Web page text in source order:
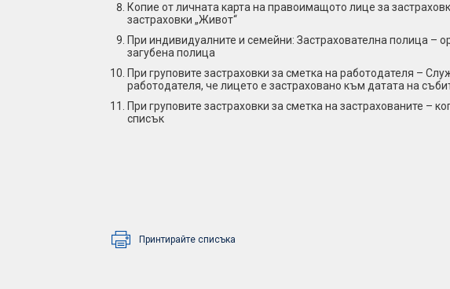
Копие от личната карта на правоимащото лице за
застраховки „Живот“
При индивидуалните и семейни: Застрахователна полица –
загубена полица
При груповите застраховки за сметка на работодателя –
работодателя, че лицето е застраховано към датата на
При груповите застраховки за сметка на застрахованите –
списък
Принтирайте списъка